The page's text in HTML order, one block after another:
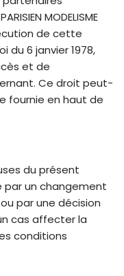
MODELISME
de cette
du 6 janvier 1978,
et de
Ce droit peut-
fournie en haut de
du présent
par un changement
par une décision
cas affecter la
conditions